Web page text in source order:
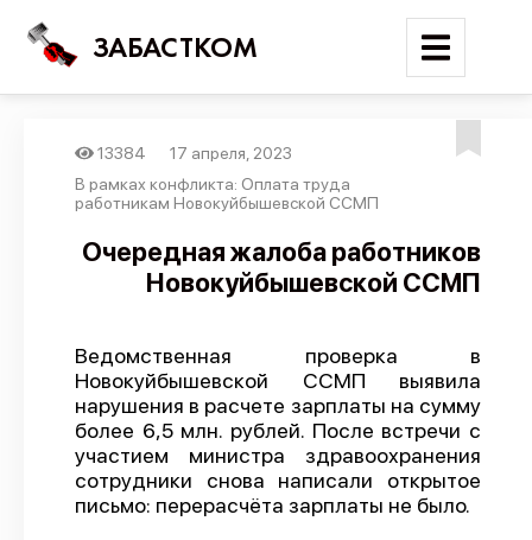
ЗАБАСТКОМ
Войти
Поиск
Новости
Трудовые конфликты
Отчеты
Предложить публикацию
Справочник
13384
17 апреля, 2023
В рамках конфликта: Оплата труда
работникам Новокуйбышевской ССМП
Очередная жалоба работников
Новокуйбышевской ССМП
Ведомственная проверка в
Новокуйбышевской ССМП выявила
нарушения в расчете зарплаты на сумму
более 6,5 млн. рублей. После встречи с
участием министра здравоохранения
сотрудники снова написали открытое
письмо: перерасчёта зарплаты не было.